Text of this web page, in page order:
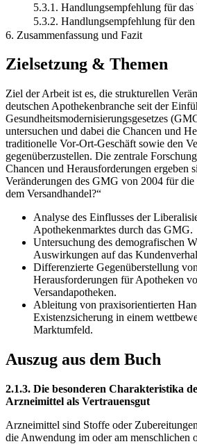
5.3.1. Handlungsempfehlung für
5.3.2. Handlungsempfehlung für den
6. Zusammenfassung und Fazit
Zielsetzung & Themen
Ziel der Arbeit ist es, die strukturellen
deutschen Apothekenbranche seit der
Gesundheitsmodernisierungsgesetzes
untersuchen und dabei die Chancen und
traditionelle Vor-Ort-Geschäft sowie den
gegenüberzustellen. Die zentrale
Chancen und Herausforderungen ergeben
Veränderungen des GMG von 2004 für
dem Versandhandel?“
Analyse des Einflusses der
Apothekenmarktes durch das GMG.
Untersuchung des demografischen
Auswirkungen auf das
Differenzierte Gegenüberstellung
Herausforderungen für Apotheken
Versandapotheken.
Ableitung von praxisorientierten
Existenzsicherung in einem
Marktumfeld.
Auszug aus dem Buch
2.1.3. Die besonderen Charakteristika
Arzneimittel als Vertrauensgut
Arzneimittel sind Stoffe oder
die Anwendung im oder am menschlichen